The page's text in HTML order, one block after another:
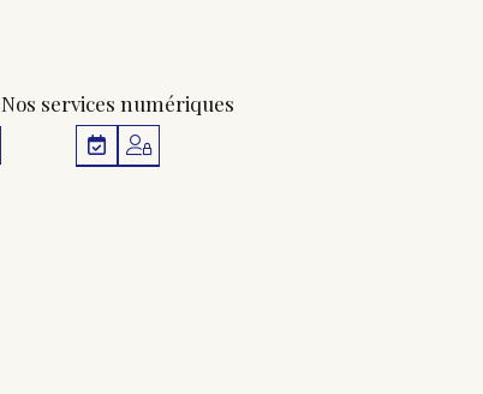
Nos services numériques